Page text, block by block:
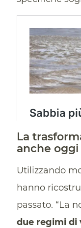
La
anche oggi
Utilizzando
hanno
passato. “La
due regimi di